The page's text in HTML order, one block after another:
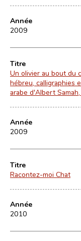
Année
2009
Titre
Un olivier au bout du
hébreu, calligraphies
arabe d'Albert
Année
2009
Titre
Racontez-moi Chat
Année
2010